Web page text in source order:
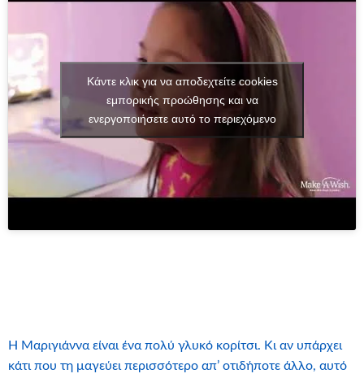
Κάντε κλικ για να αποδεχτείτε cookies
εμπορικής προώθησης και να
ενεργοποιήσετε αυτό το περιεχόμενο
Η Μαριγιάννα είναι ένα πολύ γλυκό κορίτσι. Κι αν υπάρχει
κάτι που τη μαγεύει περισσότερο απ’ οτιδήποτε άλλο, αυτό